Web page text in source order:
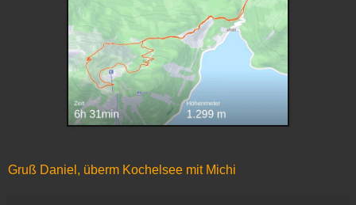
Gruß Daniel, überm Kochelsee mit Michi